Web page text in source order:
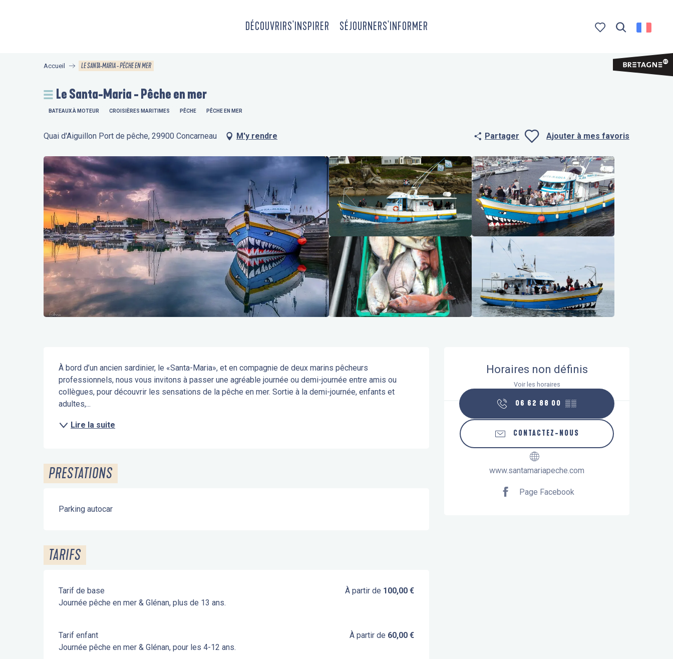
DÉCOUVRIRS'INSPIRER SÉJOURNERS'INFORMER
Accueil LE SANTA-MARIA - PÊCHE EN MER
Le Santa-Maria - Pêche en mer
BATEAUX À MOTEUR CROISIÈRES MARITIMES PÊCHE PÊCHE EN MER
Quai d'Aiguillon Port de pêche, 29900 Concarneau M'y rendre Partager
Ajouter aux
Ajouter à mes favoris
Ouverture et coordonnées
Horaires non définis
Voir les horaires
06 62 88 00 ▒▒
CONTACTEZ-NOUS
www.santamariapeche.com
Page Facebook
Description
À bord d’un ancien sardinier, le «Santa-Maria», et en compagnie de deux marins pêcheurs
professionnels, nous vous invitons à passer une agréable journée ou demi-journée entre amis ou
collègues, pour découvrir les sensations de la pêche en mer. Sortie à la demi-journée, enfants et
adultes,...
Lire la suite
PRESTATIONS
Parking autocar
TARIFS
Tarif de base
Journée pêche en mer & Glénan, plus de 13 ans.
À partir de 100,00 €
Tarif enfant
Journée pêche en mer & Glénan, pour les 4-12 ans.
À partir de 60,00 €